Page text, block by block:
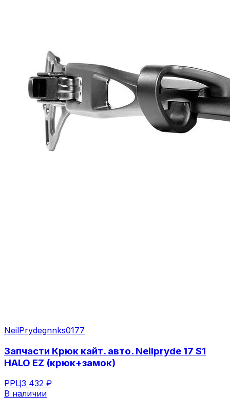
NeilPrydegnnks0177
Запчасти Крюк кайт. авто. Neilpryde 17 S1
HALO EZ (крюк+замок)
РРЦ3 432 ₽
В наличии